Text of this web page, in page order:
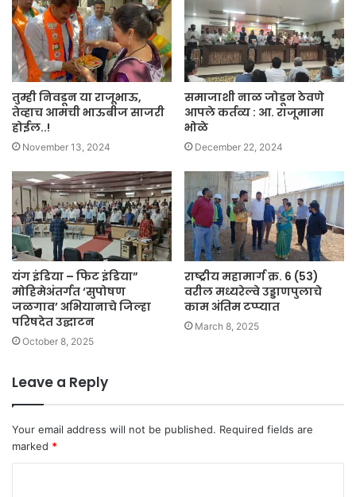
तुम्ही निवडून या राजूभाऊ,
तेव्हाच आमची भाऊबीज साजरी
होईल..!
November 13, 2024
समाजाशी नाळ जोडून ठेवणे
आपले कर्तव्य : आ. राजूमामा
भोळे
December 22, 2024
यंग इंडिया – फिट इंडिया”
मोहिमेअंतर्गत ‘सुपोषण
जळगाव’ अभियानाचे जिल्हा
परिषदेत उद्घाटन
October 8, 2025
राष्ट्रीय महामार्ग क्र. 6 (53)
वरील मध्यरेल्वे उड्डाणपुलाचे
काम अंतिम टप्प्यात
March 8, 2025
Leave a Reply
Your email address will not be published. Required fields are
marked *